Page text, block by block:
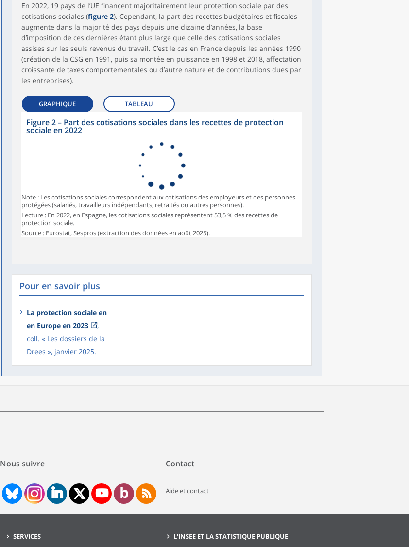
En 2022, 19 pays de l’UE financent majoritairement leur protection sociale par des
cotisations sociales (figure 2). Cependant, la part des recettes budgétaires et fiscales
augmente dans la majorité des pays depuis une dizaine d’années, la base
d’imposition de ces dernières étant plus large que celle des cotisations sociales
assises sur les seuls revenus du travail. C’est le cas en France depuis les années 1990
(création de la CSG en 1991, puis sa montée en puissance en 1998 et 2018, affectation
croissante de taxes comportementales ou d’autre nature et de contributions dues par
les entreprises).
GRAPHIQUE TABLEAU
Figure 2– Part des cotisations sociales dans les recettes de protection
sociale en 2022
Note : Les cotisations sociales correspondent aux cotisations des employeurs et des personnes
protégées (salariés, travailleurs indépendants, retraités ou autres personnes).
Lecture : En 2022, en Espagne, les cotisations sociales représentent 53,5 % des recettes de
protection sociale.
Source : Eurostat, Sespros (extraction des données en août 2025).
Pour en savoir plus
La protection sociale en
en Europe en 2023
,
coll. « Les dossiers de la
Drees », janvier 2025.
Nous suivre Contact
Aide et contact
SERVICES L'INSEE ET LA STATISTIQUE PUBLIQUE